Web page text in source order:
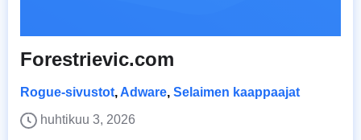
Forestrievic.com
Rogue-sivustot, Adware, Selaimen kaappaajat
huhtikuu 3, 2026